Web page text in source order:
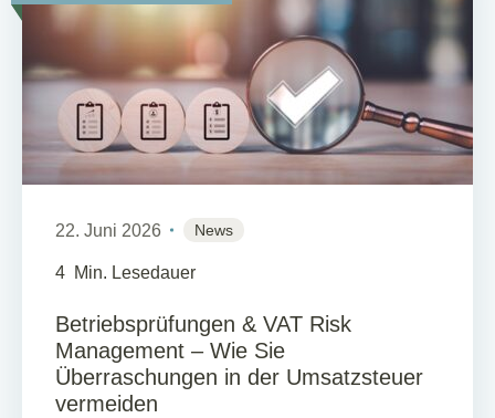
22. Juni 2026 News
4 Min. Lesedauer
Betriebsprüfungen & VAT Risk
Management – Wie Sie
Überraschungen in der Umsatzsteuer
vermeiden